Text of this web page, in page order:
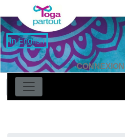
in English
CONNEXION
Find